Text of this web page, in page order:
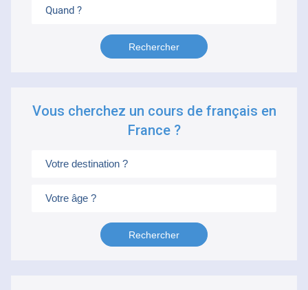
Quand ?
Vous cherchez un cours de français en
France ?